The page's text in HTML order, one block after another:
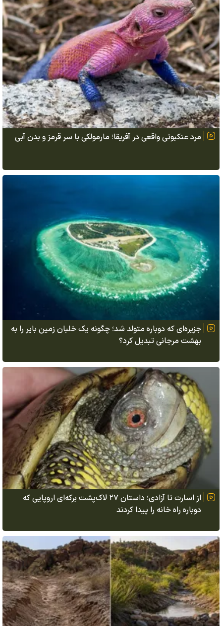
مرد عنکبوتی واقعی در آفریقا؛ مارمولکی با سر قرمز و بدن آبی
جزیره‌ای که دوباره متولد شد؛ چگونه یک خلبان زمین بایر را به
بهشت مرجانی تبدیل کرد؟
از اسارت تا آزادی؛ داستان ۲۷ لاک‌پشت برکه‌ای اروپایی که
دوباره راه خانه را پیدا کردند